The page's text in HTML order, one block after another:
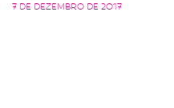
7 de dezembro de 2017